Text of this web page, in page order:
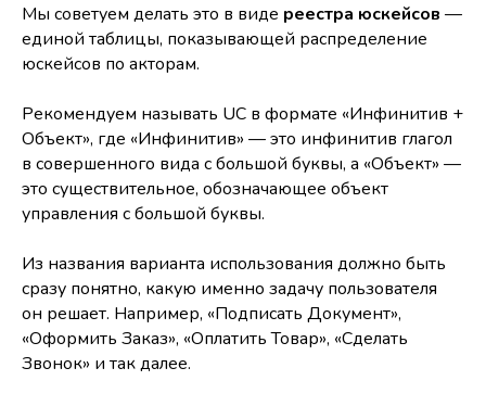
Мы советуем делать это в виде реестра юскейсов —
единой таблицы, показывающей распределение
юскейсов по акторам.
Рекомендуем называть UC в формате «Инфинитив +
Объект», где «Инфинитив» — это инфинитив глагол
в совершенного вида с большой буквы, а «Объект» —
это существительное, обозначающее объект
управления с большой буквы.
Из названия варианта использования должно быть
сразу понятно, какую именно задачу пользователя
он решает. Например, «Подписать Документ»,
«Оформить Заказ», «Оплатить Товар», «Сделать
Звонок» и так далее.